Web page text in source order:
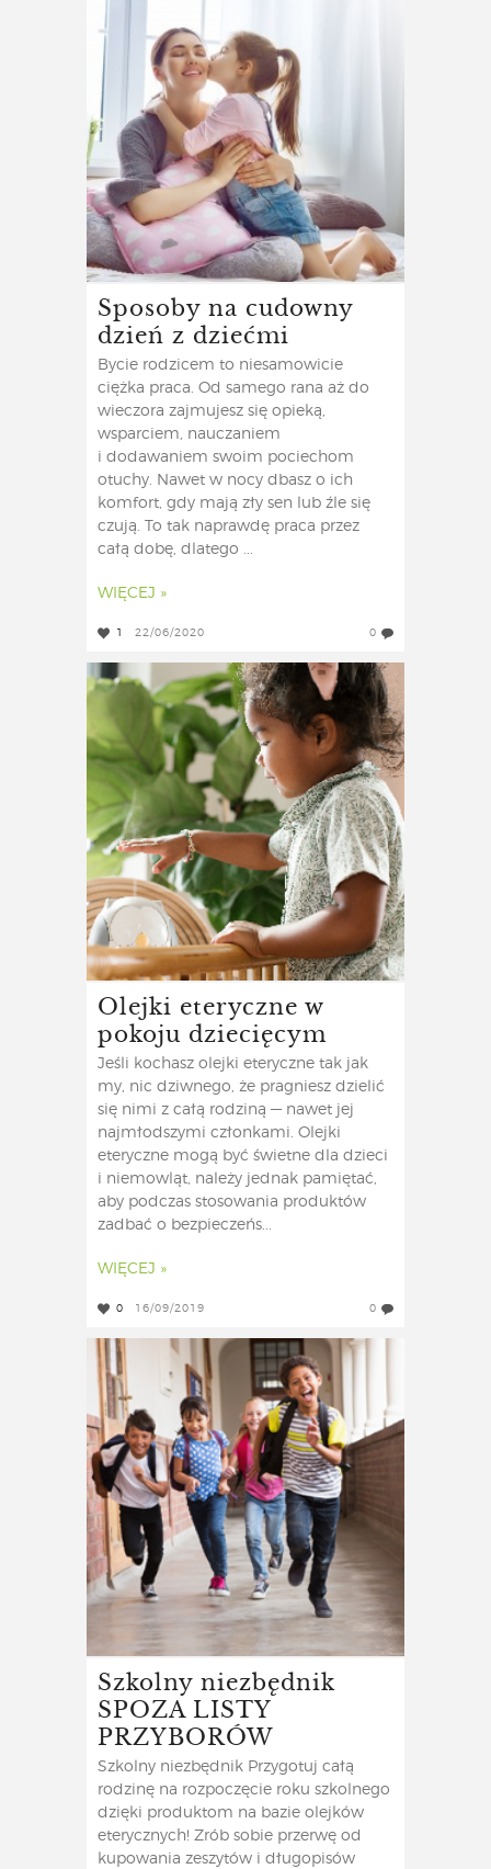
Sposoby na cudowny
dzień z dziećmi
Bycie rodzicem to niesamowicie
ciężka praca. Od samego rana aż do
wieczora zajmujesz się opieką,
wsparciem, nauczaniem
i dodawaniem swoim pociechom
otuchy. Nawet w nocy dbasz o ich
komfort, gdy mają zły sen lub źle się
czują. To tak naprawdę praca przez
całą dobę, dlatego ...
WIĘCEJ »
1 22/06/2020 0
Olejki eteryczne w
pokoju dziecięcym
Jeśli kochasz olejki eteryczne tak jak
my, nic dziwnego, że pragniesz dzielić
się nimi z całą rodziną — nawet jej
najmłodszymi członkami. Olejki
eteryczne mogą być świetne dla dzieci
i niemowląt, należy jednak pamiętać,
aby podczas stosowania produktów
zadbać o bezpieczeńs...
WIĘCEJ »
0 16/09/2019 0
Szkolny niezbędnik
SPOZA LISTY
PRZYBORÓW
Szkolny niezbędnik Przygotuj całą
rodzinę na rozpoczęcie roku szkolnego
dzięki produktom na bazie olejków
eterycznych! Zrób sobie przerwę od
kupowania zeszytów i długopisów